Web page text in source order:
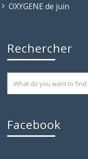
OXYGENE de juin
Rechercher
Facebook